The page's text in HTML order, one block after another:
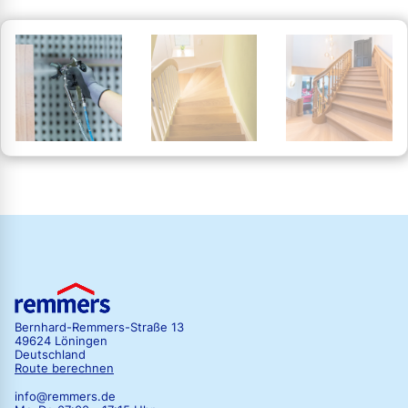
Bernhard-Remmers-Straße 13
49624 Löningen
Deutschland
Route berechnen
info@remmers.de